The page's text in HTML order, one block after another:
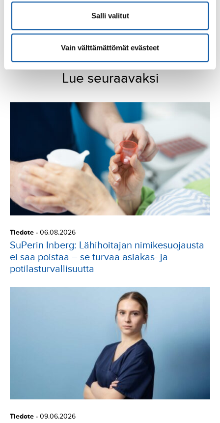
Salli valitut
Vain välttämättömät evästeet
SuPerin puheenjohtaja Silja Paavola, 050 527 5085
Lue seuraavaksi
Tiedote - 06.08.2026
SuPerin Inberg: Lähihoitajan nimikesuojausta
ei saa poistaa – se turvaa asiakas- ja
potilasturvallisuutta
Tiedote - 09.06.2026